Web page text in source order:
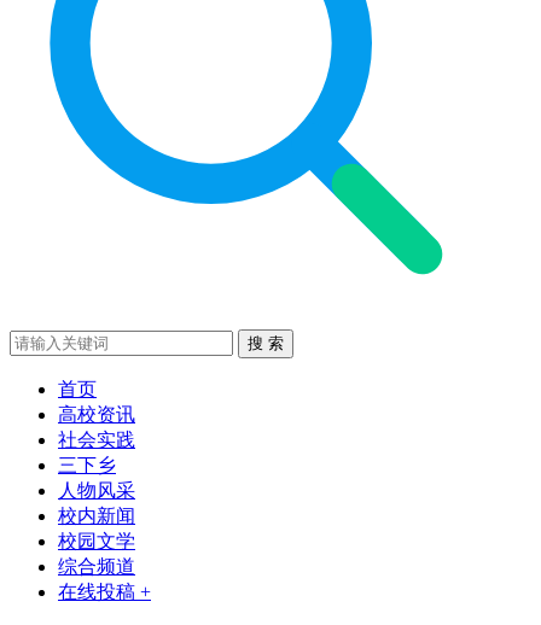
首页
高校资讯
社会实践
三下乡
人物风采
校内新闻
校园文学
综合频道
在线投稿 +